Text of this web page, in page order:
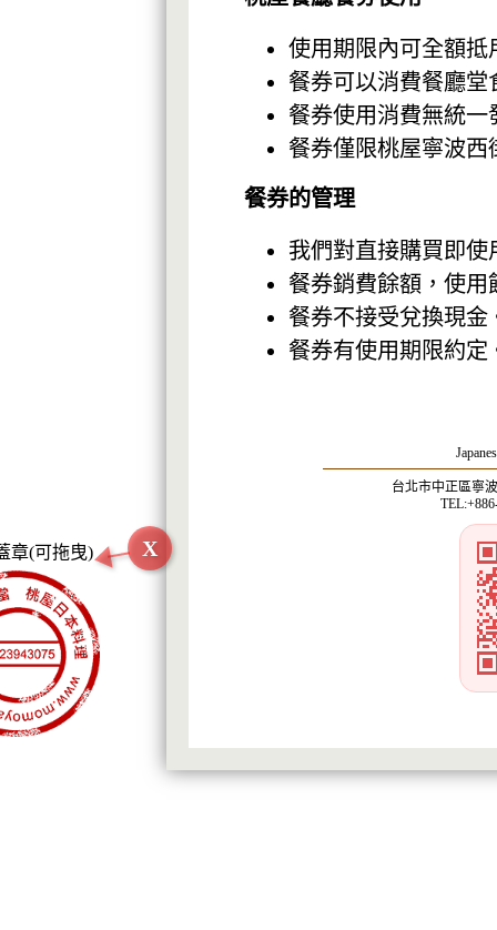
使用期限內可全額抵
餐券可以消費餐廳堂
餐券使用消費無統
餐券僅限桃屋寧波西
餐券的管理
我們對直接購買即
餐券銷費餘額，使
餐券不接受兌換現金
餐券有使用期限約
台北市中正區寧
X